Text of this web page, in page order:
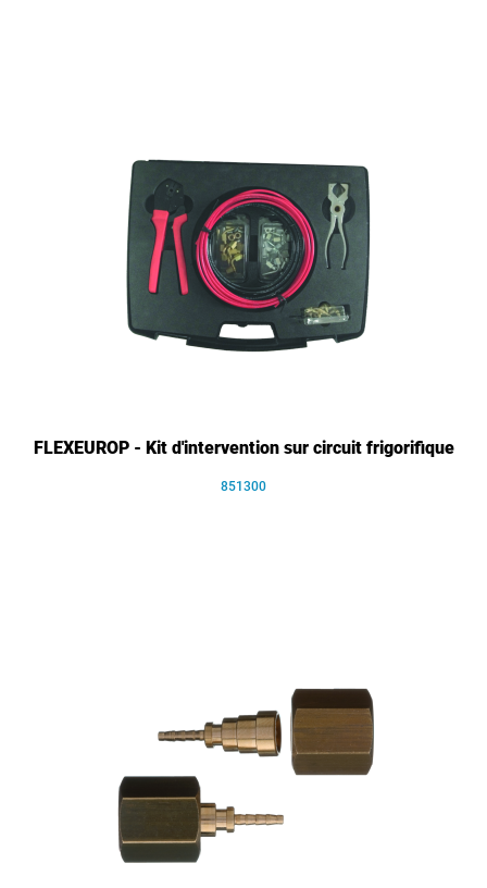
FLEXEUROP - Kit d'intervention sur circuit frigorifique
851300